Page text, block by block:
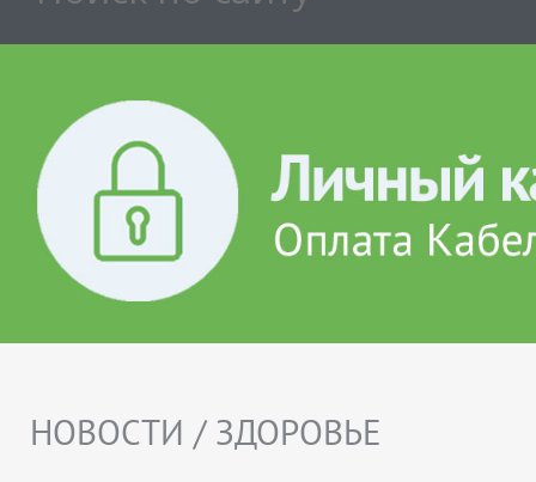
НОВОСТИ / ЗДОРОВЬЕ